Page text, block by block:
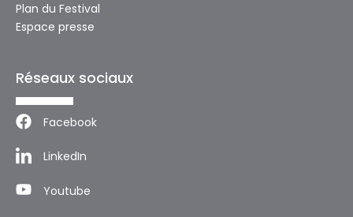
Plan du Festival
Espace presse
Réseaux sociaux
Facebook
LinkedIn
Youtube